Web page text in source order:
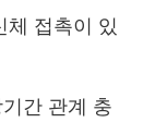
체 접촉이 있
간 관계 충